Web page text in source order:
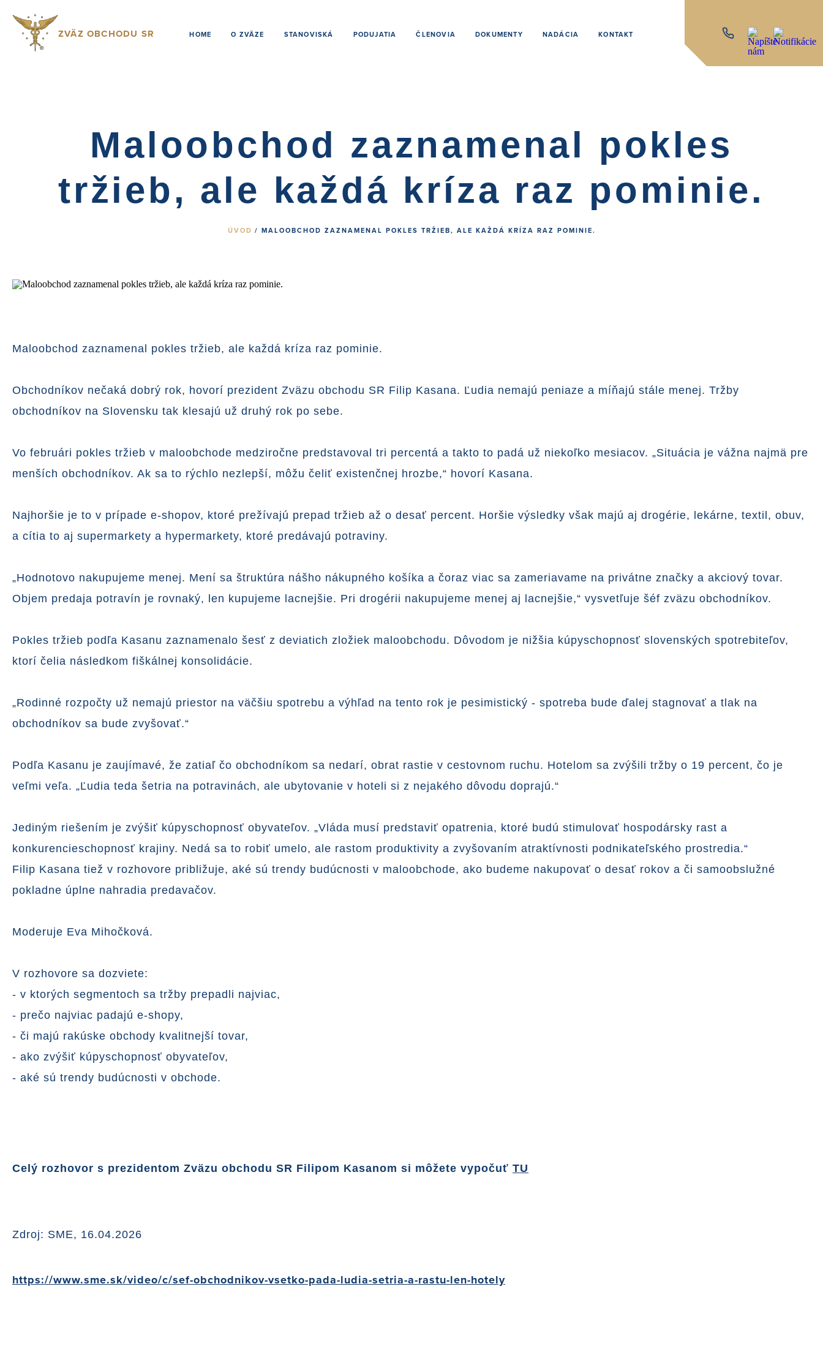
ZVÄZ OBCHODU SR HOME O ZVÄZE STANOVISKÁ PODUJATIA ČLENOVIA DOKUMENTY NADÁCIA KONTAKT
Maloobchod zaznamenal pokles
tržieb, ale každá kríza raz pominie.
ÚVOD / MALOOBCHOD ZAZNAMENAL POKLES TRŽIEB, ALE KAŽDÁ KRÍZA RAZ POMINIE.
Maloobchod zaznamenal pokles tržieb, ale každá kríza raz pominie.
Obchodníkov nečaká dobrý rok, hovorí prezident Zväzu obchodu SR Filip Kasana. Ľudia nemajú peniaze a míňajú stále menej. Tržby
obchodníkov na Slovensku tak klesajú už druhý rok po sebe.
Vo februári pokles tržieb v maloobchode medziročne predstavoval tri percentá a takto to padá už niekoľko mesiacov. „Situácia je vážna najmä pre
menších obchodníkov. Ak sa to rýchlo nezlepší, môžu čeliť existenčnej hrozbe,“ hovorí Kasana.
Najhoršie je to v prípade e-shopov, ktoré prežívajú prepad tržieb až o desať percent. Horšie výsledky však majú aj drogérie, lekárne, textil, obuv,
a cítia to aj supermarkety a hypermarkety, ktoré predávajú potraviny.
„Hodnotovo nakupujeme menej. Mení sa štruktúra nášho nákupného košíka a čoraz viac sa zameriavame na privátne značky a akciový tovar.
Objem predaja potravín je rovnaký, len kupujeme lacnejšie. Pri drogérii nakupujeme menej aj lacnejšie,“ vysvetľuje šéf zväzu obchodníkov.
Pokles tržieb podľa Kasanu zaznamenalo šesť z deviatich zložiek maloobchodu. Dôvodom je nižšia kúpyschopnosť slovenských spotrebiteľov,
ktorí čelia následkom fiškálnej konsolidácie.
„Rodinné rozpočty už nemajú priestor na väčšiu spotrebu a výhľad na tento rok je pesimistický - spotreba bude ďalej stagnovať a tlak na
obchodníkov sa bude zvyšovať.“
Podľa Kasanu je zaujímavé, že zatiaľ čo obchodníkom sa nedarí, obrat rastie v cestovnom ruchu. Hotelom sa zvýšili tržby o 19 percent, čo je
veľmi veľa. „Ľudia teda šetria na potravinách, ale ubytovanie v hoteli si z nejakého dôvodu doprajú.“
Jediným riešením je zvýšiť kúpyschopnosť obyvateľov. „Vláda musí predstaviť opatrenia, ktoré budú stimulovať hospodársky rast a
konkurencieschopnosť krajiny. Nedá sa to robiť umelo, ale rastom produktivity a zvyšovaním atraktívnosti podnikateľského prostredia.“
Filip Kasana tiež v rozhovore približuje, aké sú trendy budúcnosti v maloobchode, ako budeme nakupovať o desať rokov a či samoobslužné
pokladne úplne nahradia predavačov.
Moderuje Eva Mihočková.
V rozhovore sa dozviete:
- v ktorých segmentoch sa tržby prepadli najviac,
- prečo najviac padajú e-shopy,
- či majú rakúske obchody kvalitnejší tovar,
- ako zvýšiť kúpyschopnosť obyvateľov,
- aké sú trendy budúcnosti v obchode.
Celý rozhovor s prezidentom Zväzu obchodu SR Filipom Kasanom si môžete vypočuť TU
Zdroj: SME, 16.04.2026
https://www.sme.sk/video/c/sef-obchodnikov-vsetko-pada-ludia-setria-a-rastu-len-hotely